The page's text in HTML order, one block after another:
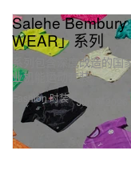
Fashion 时装
Salehe
WEAR」系列
系列包含深度改造的国
业机能运动套装。
Jun 9, 2026